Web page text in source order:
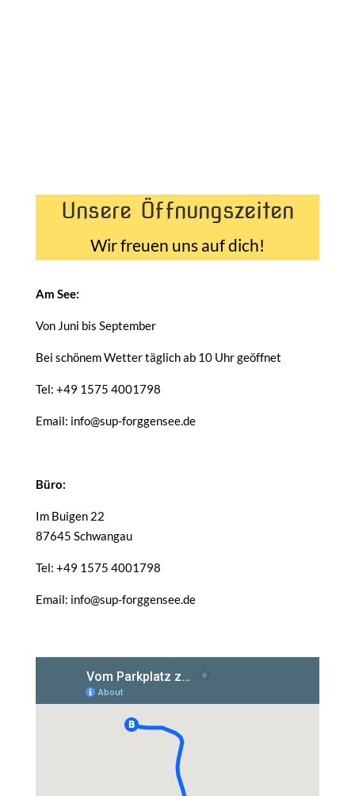
Unsere Öffnungszeiten
Wir freuen uns auf dich!
Am See:
Von Juni bis September
Bei schönem Wetter täglich ab 10 Uhr geöffnet
Tel: +49 1575 4001798
Email: info@sup-forggensee.de
Büro:
Im Buigen 22
87645 Schwangau
Tel: +49 1575 4001798
Email: info@sup-forggensee.de